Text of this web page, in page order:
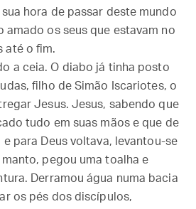
hora de passar deste mundo
amado os seus que estavam no
até o fim.
a ceia. O diabo já tinha posto
filho de Simão Iscariotes, o
Jesus. Jesus, sabendo que
tudo em suas mãos e que de
e para Deus voltava, levantou-se
pegou uma toalha e
Derramou água numa bacia
os pés dos discípulos,